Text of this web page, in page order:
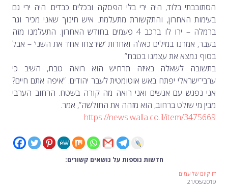
הסתובבתי בלוד, היה ירי בלי הפסקה ובכלים כבדים. היה ירי גם
בעימות האחרון, והתקשורת מתעלמת. איש חינוך שאני מכיר וגר
ברמלה – ירו לו ברכב 4 פעמים בחודש האחרון. התעלמנו מזה
בעבר, אמרנו במילים כאלה ואחרות ‘שירצחו אחד את השני’ – אבל
בסוף נמצא את עצמנו בטבח”.
בתשובה לשאלה באיזה תרחיש הוא רואה טבח, השיב כי
ערבי־ישראלי יפתח באש אוטומטית לעבר יהודים. “איפה אתם חיים?
אני נפגש עם אנשים ואני רואה מה קורה בשטח. הרחוב הערבי
מבין מי שולט ברחוב, הוא מזהה את החולשה”, אמר.
https://news.walla.co.il/item/3475669
חדשות נוספות על נושאים קשורים:
דו קיום של עמים
21/06/2019